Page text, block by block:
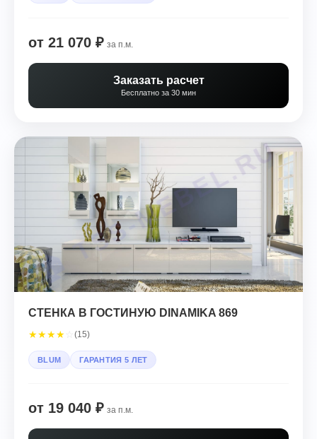
от 21 070 ₽ за п.м.
Заказать расчет
Бесплатно за 30 мин
СТЕНКА В ГОСТИНУЮ DINAMIKA 869
★★★★ (15)
BLUM ГАРАНТИЯ 5 ЛЕТ
от 19 040 ₽ за п.м.